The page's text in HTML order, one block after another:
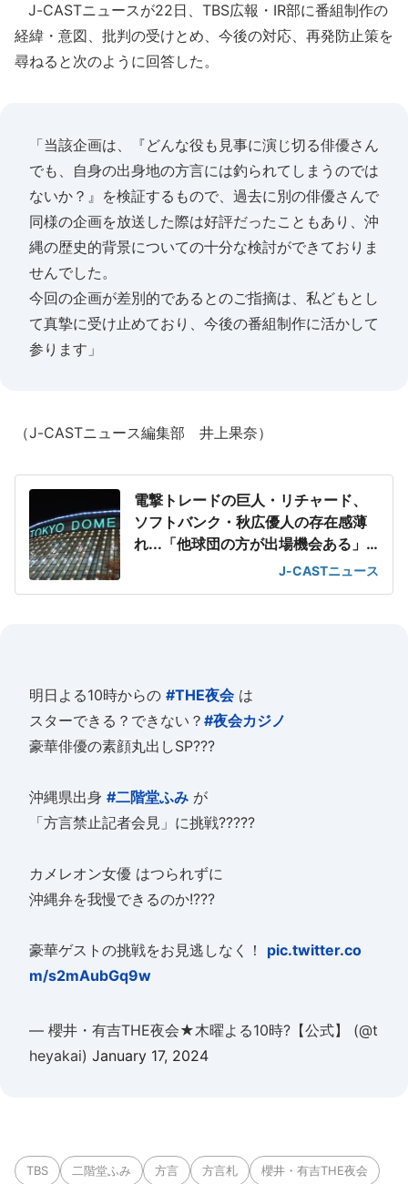
J-CASTニュースが22日、TBS広報・IR部に番組制作の
経緯・意図、批判の受けとめ、今後の対応、再発防止策を
尋ねると次のように回答した。
「当該企画は、『どんな役も見事に演じ切る俳優さん
でも、自身の出身地の方言には釣られてしまうのでは
ないか？』を検証するもので、過去に別の俳優さんで
同様の企画を放送した際は好評だったこともあり、沖
縄の歴史的背景についての十分な検討ができておりま
せんでした。
今回の企画が差別的であるとのご指摘は、私どもとし
て真摯に受け止めており、今後の番組制作に活かして
参ります」
（J-CASTニュース編集部 井上果奈）
電撃トレードの巨人・リチャード、
ソフトバンク・秋広優人の存在感薄
れ...「他球団の方が出場機会ある」
J-CASTニュース
明日よる10時からの #THE夜会は
スターできる？できない？ #夜会カジノ
豪華俳優の素顔丸出しSP???
沖縄県出身 #二階堂ふみ が
「方言禁止記者会見」に挑戦?????
カメレオン女優 はつられずに
沖縄弁を我慢できるのか!???
豪華ゲストの挑戦をお見逃しなく！ pic.twitter.co
m/s2mAubGq9w
— 櫻井・有吉THE夜会★木曜よる10時?【公式】 (@t
heyakai) January 17, 2024
TBS 二階堂ふみ 方言 方言札 櫻井・有吉THE夜会